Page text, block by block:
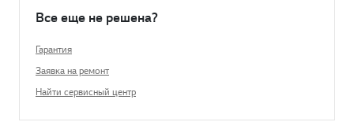
Все еще не решена?
Гарантия
Заявка на ремонт
Найти сервисный центр